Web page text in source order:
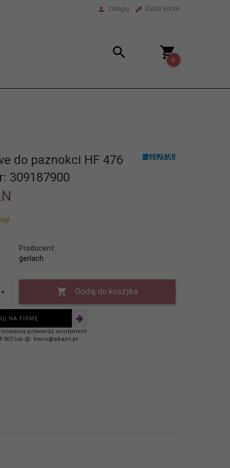
Zaloguj Załóż konto
0
do paznokci HF 476
309187900
Producent:
gerlach
Dodaj do koszyka
NA FIRMĘ
potwierdź asortyment
007lub @: biuro@abant.pl